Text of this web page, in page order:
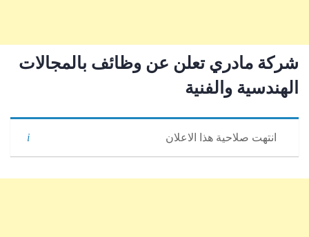
شركة مادري تعلن عن وظائف بالمجالات
الهندسية والفنية
انتهت صلاحية هذا الاعلان